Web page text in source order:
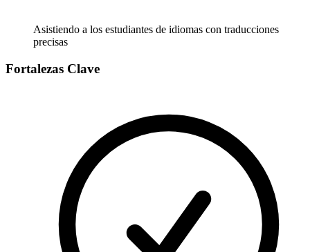
Asistiendo a los estudiantes de idiomas con traducciones
precisas
Fortalezas Clave